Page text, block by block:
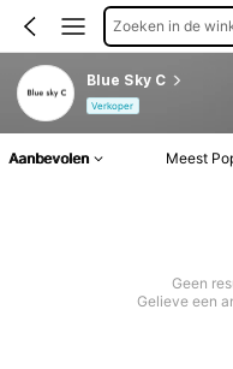
Zoeken in de
Blue Sky C
Verkoper
Aanbevolen Meest
Geen
Gelieve een